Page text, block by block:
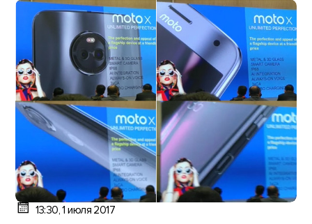
13:30, 1 июля 2017